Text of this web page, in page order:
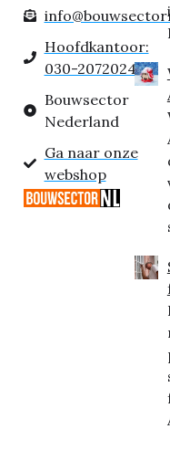
Hoofdkantoor:
030-2072024
Bouwsector
Nederland
Ga naar onze
webshop